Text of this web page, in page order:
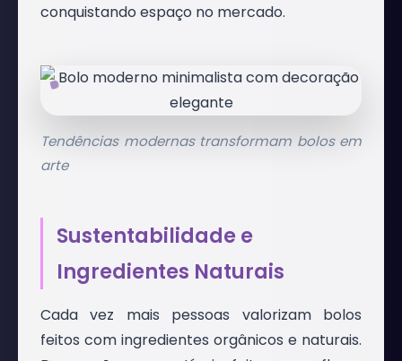
conquistando espaço no mercado.
Tendências modernas transformam bolos em
arte
Sustentabilidade e
Ingredientes Naturais
Cada vez mais pessoas valorizam bolos
feitos com ingredientes orgânicos e naturais.